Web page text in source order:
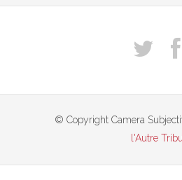
© Copyright Camera
l'Autre Tribu